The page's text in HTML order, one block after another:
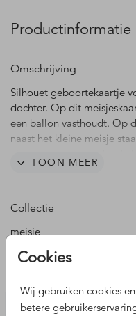
Cookies
Wij gebruiken cookies
betere
Productinformatie
Omschrijving
Silhouet geboortekaartje
dochter. Op dit
een ballon vasthoudt. Op
naast het kleine meisje
hartjes, worden gedrukt in
ander silhouet of voor een
lettertypes en kleuren zijn
TOON MEER
Collectie
meisje